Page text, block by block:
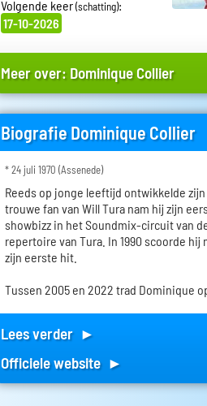
Volgende keer(schatting):
17-10-2026
Meer over: Dominique Collier
Biografie Dominique Collier
* 24 juli 1970 (Assenede)
Reeds op jonge leeftijd ontwikkelde
trouwe fan van Will Tura nam hij zijn
showbizz in het Soundmix-circuit van
repertoire van Tura. In 1990 scoorde hij
zijn eerste hit.
Tussen 2005 en 2022 trad Dominique
Lees verder ►
Officiele website ►